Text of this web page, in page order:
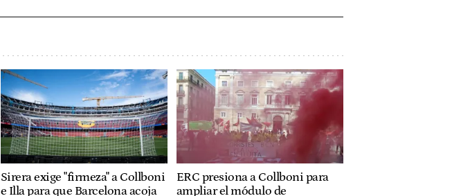
Sirera exige "firmeza" a Collboni
e Illa para que Barcelona acoja
ERC presiona a Collboni para
ampliar el módulo de